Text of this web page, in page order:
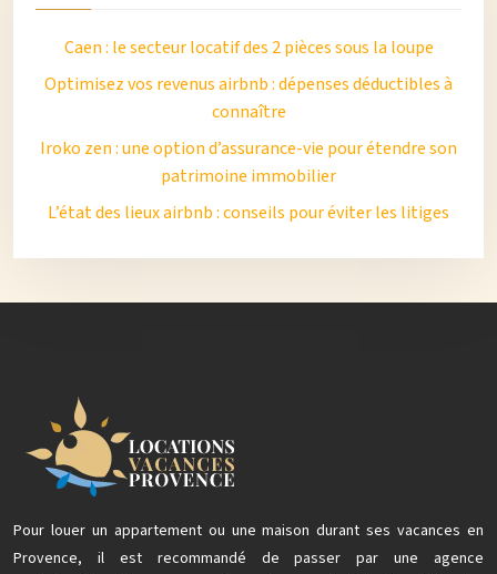
Caen : le secteur locatif des 2 pièces sous la loupe
Optimisez vos revenus airbnb : dépenses déductibles à
connaître
Iroko zen : une option d’assurance-vie pour étendre son
patrimoine immobilier
L’état des lieux airbnb : conseils pour éviter les litiges
Pour louer un appartement ou une maison durant ses vacances en
Provence, il est recommandé de passer par une agence